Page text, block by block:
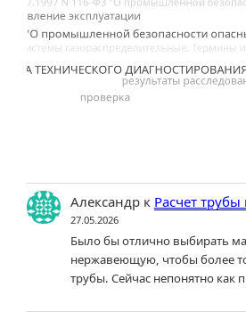
Александрк Расчет
27.05.2026
Было бы отлично выбирать
нержавеющую, чтобы более
трубы. Сейчас непонятно как